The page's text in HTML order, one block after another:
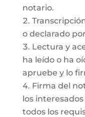
notario.
o declarado
Lectura y
ha leído o ha
apruebe y lo
Firma del
los
todos los